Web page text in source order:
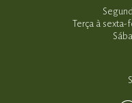
Terça à sexta-